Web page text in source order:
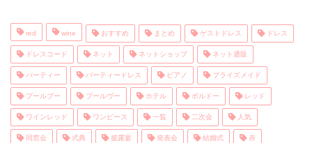
red wine おすすめ まとめ ゲストドレス ドレス
ドレスコード ネット ネットショップ ネット通販
パーティー パーティードレス ピアノ ブライズメイド
プールブー プールヴー ホテル ボルドー レッド
ワインレッド ワンピース 一覧 二次会 人気
同窓会 式典 披露宴 発表会 結婚式 赤